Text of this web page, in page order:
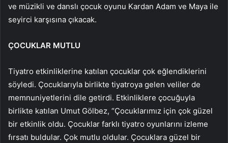
ve müzikli ve danslı çocuk oyunu Kardan Adam ve Maya ile
seyirci karşısına çıkacak.
ÇOCUKLAR MUTLU
Tiyatro etkinliklerine katılan çocuklar çok eğlendiklerini
söyledi. Çocuklarıyla birlikte tiyatroya gelen veliler de
memnuniyetlerini dile getirdi. Etkinliklere çocuğuyla
birlikte katılan Umut Gölbez, “Çocuklarımız için çok güzel
bir etkinlik oldu. Çocuklar farklı tiyatro oyunlarını izleme
fırsatı buldular. Çok mutlu oldular. Çocuklara güzel bir